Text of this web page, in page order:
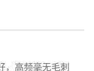
，高频毫无毛刺